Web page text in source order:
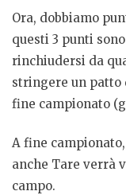
Ora, dobbiamo
questi 3 punti
rinchiudersi da
stringere un patto
fine campionato
A fine
anche Tare verrà
campo.